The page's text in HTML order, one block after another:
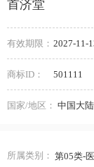
首济堂
有效期限： 2027-11-
商标ID： 501111
国家/地区： 中国大陆
所属类别： 第05类-